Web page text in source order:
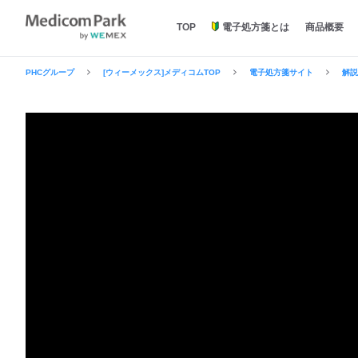
TOP 電子処方箋とは 商品概要
PHCグループ [ウィーメックス]メディコムTOP 電子処方箋サイト 解